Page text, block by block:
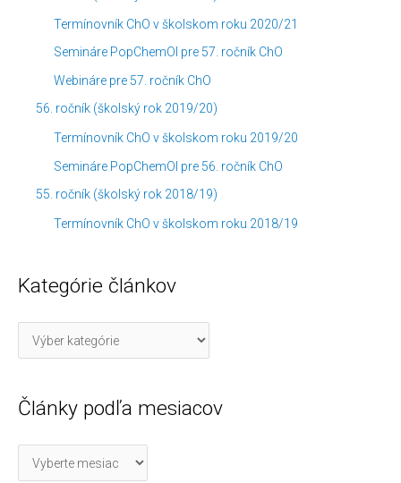
Termínovník ChO v školskom roku 2020/21
Semináre PopChemOl pre 57. ročník ChO
Webináre pre 57. ročník ChO
56. ročník (školský rok 2019/20)
Termínovník ChO v školskom roku 2019/20
Semináre PopChemOl pre 56. ročník ChO
55. ročník (školský rok 2018/19)
Termínovník ChO v školskom roku 2018/19
Kategórie článkov
Články podľa mesiacov